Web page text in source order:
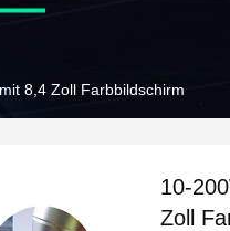
8,4 Zoll Farbbildschirm
10-
Zoll